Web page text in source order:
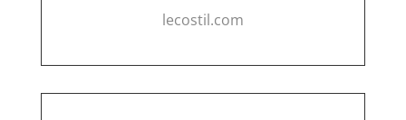
lecostil.com